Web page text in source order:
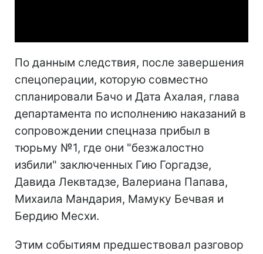
По данным следствия, после завершения
спецоперации, которую совместно
спланировали Бачо и Дата Ахалая, глава
департамента по исполнению наказаний в
сопровождении спецназа прибыл в
тюрьму №1, где они "безжалостно
избили" заключенных Гию Горгадзе,
Давида Леквтадзе, Валериана Папава,
Михаила Мандария, Мамуку Бечвая и
Бердию Месхи.
Этим событиям предшествовал разговор